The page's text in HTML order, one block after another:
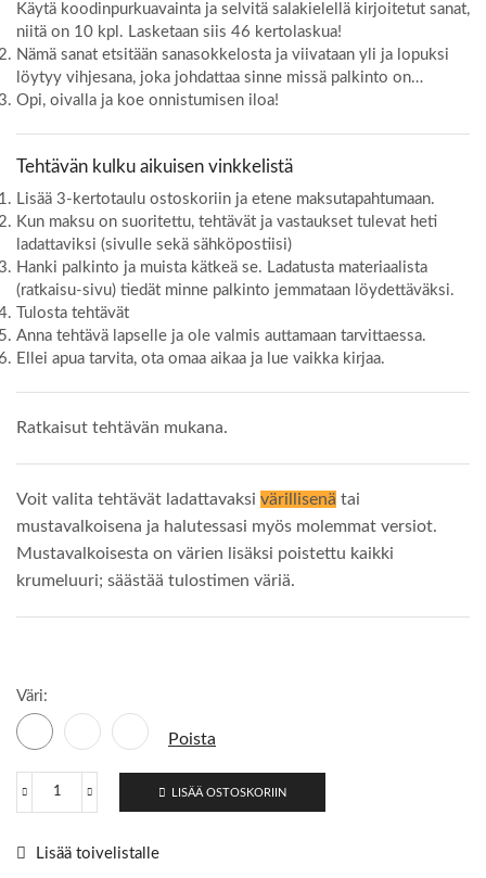
Käytä koodinpurkuavainta ja selvitä salakielellä kirjoitetut sanat,
niitä on 10 kpl. Lasketaan siis 46 kertolaskua!
Nämä sanat etsitään sanasokkelosta ja viivataan yli ja lopuksi
löytyy vihjesana, joka johdattaa sinne missä palkinto on…
Opi, oivalla ja koe onnistumisen iloa!
Tehtävän kulku aikuisen vinkkelistä
Lisää 3-kertotaulu ostoskoriin ja etene maksutapahtumaan.
Kun maksu on suoritettu, tehtävät ja vastaukset tulevat heti
ladattaviksi (sivulle sekä sähköpostiisi)
Hanki palkinto ja muista kätkeä se. Ladatusta materiaalista
(ratkaisu-sivu) tiedät minne palkinto jemmataan löydettäväksi.
Tulosta tehtävät
Anna tehtävä lapselle ja ole valmis auttamaan tarvittaessa.
Ellei apua tarvita, ota omaa aikaa ja lue vaikka kirjaa.
Ratkaisut tehtävän mukana.
Voit valita tehtävät ladattavaksi värillisenä tai
mustavalkoisena ja halutessasi myös molemmat versiot.
Mustavalkoisesta on värien lisäksi poistettu kaikki
krumeluuri; säästää tulostimen väriä.
Väri:
Poista
LISÄÄ OSTOSKORIIN
Lisää toivelistalle